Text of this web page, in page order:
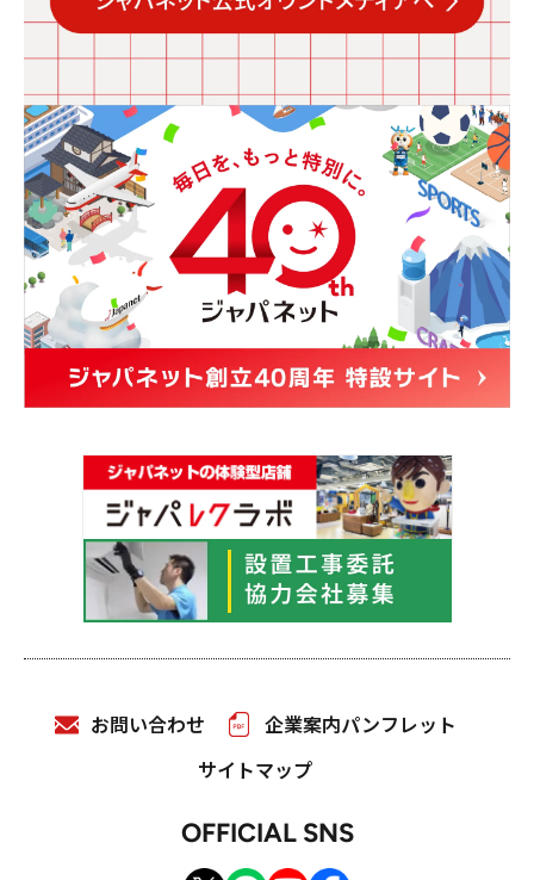
お問い合わせ
企業案内パンフレット
サイトマップ
OFFICIAL SNS